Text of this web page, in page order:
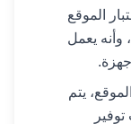
الموقع
وأنه يعمل
يتم